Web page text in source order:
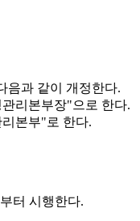
음과 같이 개정한다.
리본부장"으로 한다.
본부"로 한다.
터 시행한다.